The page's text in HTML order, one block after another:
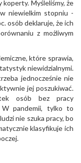
koperty. Myśleliśmy, że
niewielkim stopniu -
osób deklaruje, że ich
z możliwym
które sprawia,
niewidzialnymi.
jednocześnie nie
jej poszukiwać.
osób bez pracy
W pandemii, tylko to
nie szuka pracy, bo
klasyfikuje ich